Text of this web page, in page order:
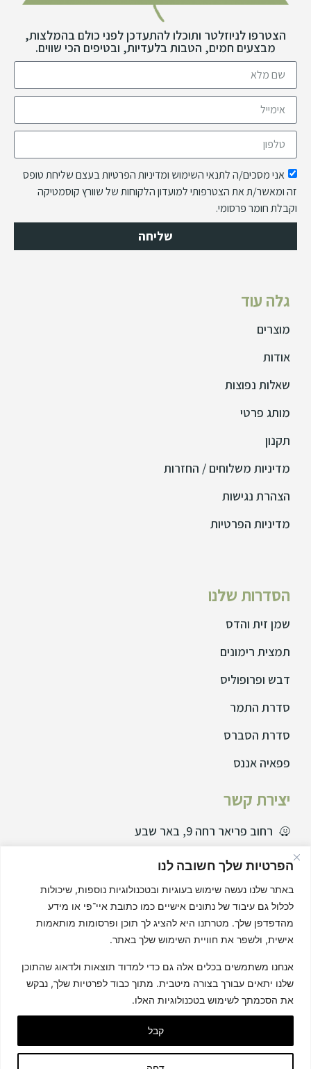
הפרטיות שלך חשובה לנו
באתר שלנו נעשה שימוש בעוגיות ובטכנולוגיות נוספות, שיכולות
לכלול גם עיבוד של נתונים אישיים כמו כתובת איי־פי או מידע
מהדפדפן שלך. מטרתנו היא להציג לך תוכן ופרסומות מותאמות
אישית, ולשפר את חוויית השימוש שלך באתר.
אנחנו משתמשים בכלים אלה גם כדי למדוד תוצאות ולדאוג שהתוכן
שלנו יתאים עבורך בצורה מיטבית. מתוך כבוד לפרטיות שלך, נבקש
את הסכמתך לשימוש בטכנולוגיות האלו.
קבל
יצירת קשר
רחוב פריאר רחה 9, באר שבע
077729995
08-6466555
info@s-schwartz.co.il
שאלות תשובות
רשתות חברתיות
הסדרות שלנו
שמן זית והדס
תמצית רימונים
דבש ופרופוליס
סדרת התמר
סדרת הסברס
פפאיה אננס
גלה עוד
מוצרים
אודות
שאלות נפוצות
מותג פרטי
תקנון
מדיניות משלוחים / החזרות
הצהרת נגישות
מדיניות הפרטיות
הצטרפו לניוזלטר ותוכלו להתעדכן לפני כולם בהמלצות,
מבצעים חמים, הטבות בלעדיות, ובטיפים הכי שווים.
אני מסכים/ה לתנאי השימוש ומדיניות הפרטיות בעצם שליחת טופס
זה ומאשר/ת את הצטרפותי למועדון הלקוחות של שוורץ קוסמטיקה
וקבלת חומר פרסומי.
שליחה